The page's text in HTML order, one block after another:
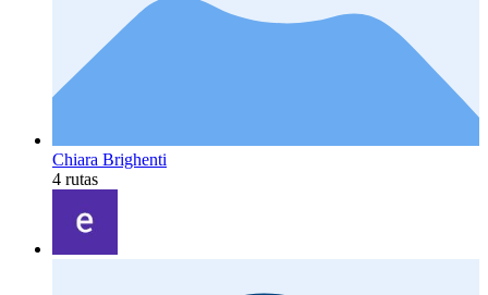
Chiara Brighenti
4 rutas